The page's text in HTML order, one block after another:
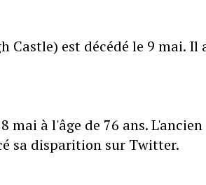
Castle) est décédé le 9 mai. Il
à l'âge de 76 ans. L'ancien
sa disparition sur Twitter.